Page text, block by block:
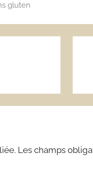
gluten
Les champs